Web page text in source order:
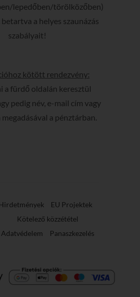
lepedőben/törölközőben)
a helyes szaunázás
szabályait!
kötött rendezvény:
a fürdő oldalán keresztül
pedig név, e-mail cím vagy
a pénztárban.
EU Projektek
Kötelező közzététel
Adatvédelem
Panaszkezelés